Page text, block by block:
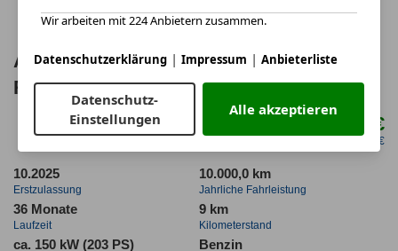
Audi A5 Limousine TFSI S tronic
RFK*LED+*ParkAssist*1
332,00 €
netto mtl. 278,99 €
10.2025
Erstzulassung
10.000,0 km
Jahrliche Fahrleistung
36 Monate
Laufzeit
9 km
Kilometerstand
ca. 150 kW (203 PS) Benzin
Wir arbeiten mit 224 Anbietern zusammen.
Datenschutzerklärung | Impressum | Anbieterliste
Datenschutz-
Einstellungen
Alle akzeptieren